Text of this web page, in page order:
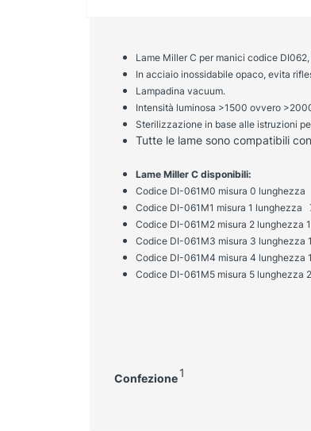
Lame Miller C per manici codice
In acciaio inossidabile opaco, evita
Lampadina vacuum.
Intensità luminosa >1500 ovvero
Sterilizzazione in base alle istruzioni
Tutte le lame sono compatibili
Lame Miller C disponibili:
Codice DI-061M0 misura 0 lunghezza
Codice DI-061M1 misura 1 lunghezza
Codice DI-061M2 misura 2 lunghezza
Codice DI-061M3 misura 3 lunghezza
Codice DI-061M4 misura 4 lunghezza
Codice DI-061M5 misura 5 lunghezza
Confezione 1